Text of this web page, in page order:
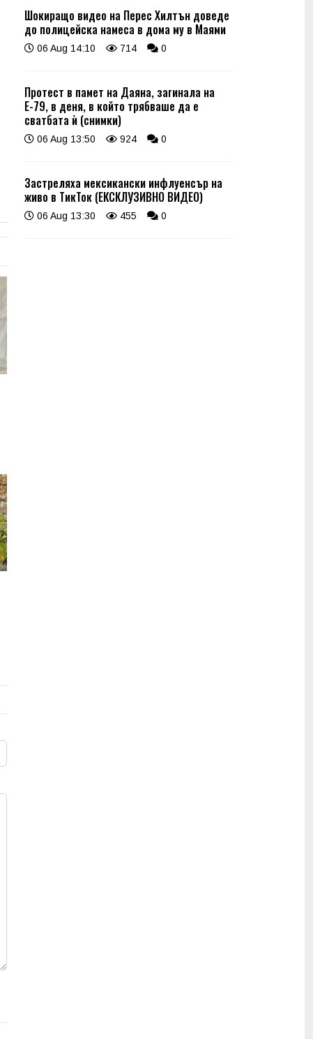
Шокиращо видео на Перес Хилтън доведе
до полицейска намеса в дома му в Маями
06 Aug 14:10 714 0
Протест в памет на Даяна, загинала на
Е-79, в деня, в който трябваше да е
сватбата ѝ (снимки)
06 Aug 13:50 924 0
Застреляха мексикански инфлуенсър на
живо в ТикТок (ЕКСКЛУЗИВНО ВИДЕО)
06 Aug 13:30 455 0